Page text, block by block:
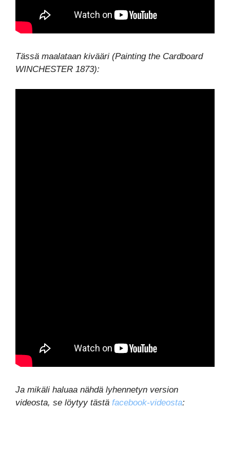
Tässä maalataan kivääri (Painting the Cardboard
WINCHESTER 1873):
Ja mikäli haluaa nähdä lyhennetyn version
videosta, se löytyy tästä facebook-videosta: